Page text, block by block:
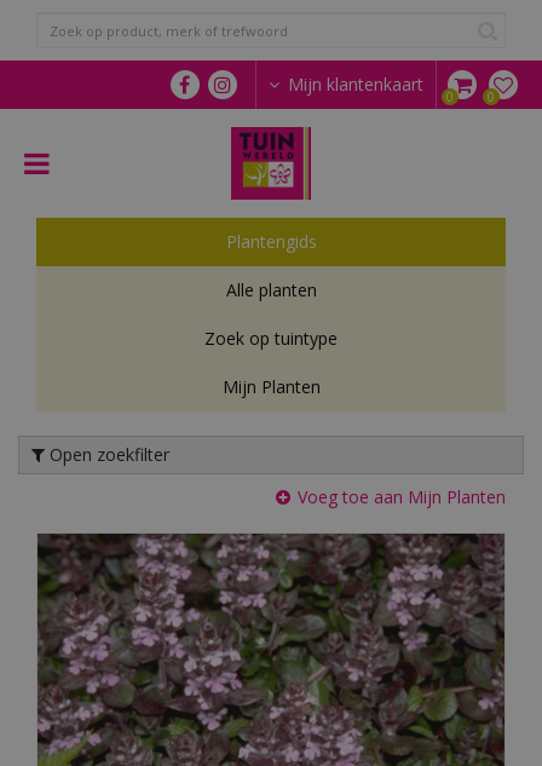
n
a
Mijn klantenkaart
Plantengids
Alle planten
Zoek op tuintype
Mijn Planten
Open zoekfilter
Voeg toe aan Mijn Planten